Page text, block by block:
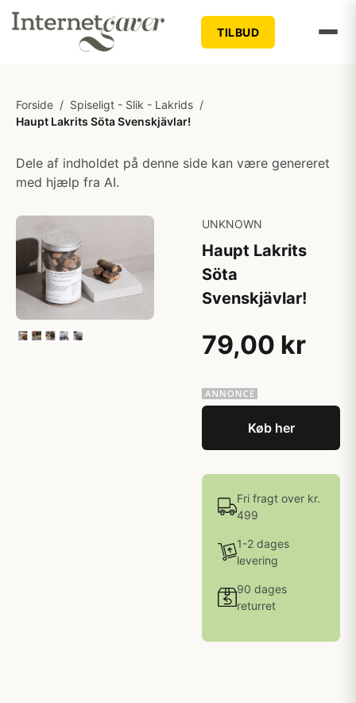
TILBUD
Forside / Spiseligt - Slik - Lakrids /
Haupt Lakrits Söta Svenskjävlar!
Dele af indholdet på denne side kan være genereret
med hjælp fra AI.
UNKNOWN
Haupt Lakrits
Söta
Svenskjävlar!
79,00 kr
Køb her
Fri fragt over kr.
499
1-2 dages
levering
90 dages
returret